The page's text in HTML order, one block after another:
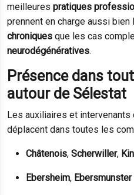
meilleures pratiques
prennent en charge aussi bien
chroniques que les cas
neurodégénératives.
Présence dans
autour de Sélestat
Les auxiliaires et intervenants
déplacent dans toutes les
Châtenois, Scherwiller,
Ebersheim, Ebersmunster